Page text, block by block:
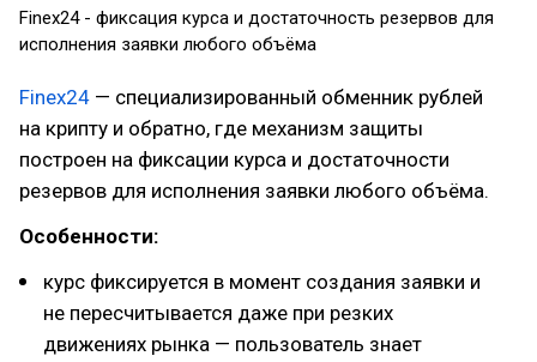
Finex24 - фиксация курса и достаточность резервов для
исполнения заявки любого объёма
Finex24 — специализированный обменник рублей
на крипту и обратно, где механизм защиты
построен на фиксации курса и достаточности
резервов для исполнения заявки любого объёма.
Особенности:
курс фиксируется в момент создания заявки и
не пересчитывается даже при резких
движениях рынка — пользователь знает